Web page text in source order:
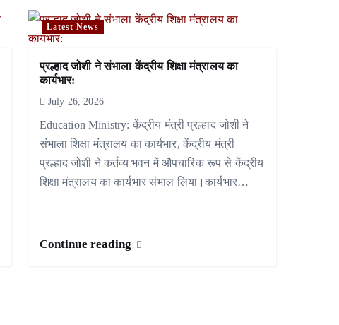
Latest News
प्रल्हाद जोशी ने संभाला केंद्रीय शिक्षा मंत्रालय का
कार्यभार:
July 26, 2026
Education Ministry: केंद्रीय मंत्री प्रल्हाद जोशी ने
संभाला शिक्षा मंत्रालय का कार्यभार, केंद्रीय मंत्री
प्रल्हाद जोशी ने कर्तव्य भवन में औपचारिक रूप से केंद्रीय
शिक्षा मंत्रालय का कार्यभार संभाल लिया।कार्यभार…
Continue reading